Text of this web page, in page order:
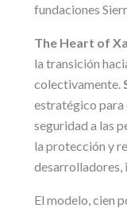
fundaciones
The Heart of
la transición
colectivamente.
estratégico para
seguridad a las
la protección y
desarrolladores,
El modelo, cien